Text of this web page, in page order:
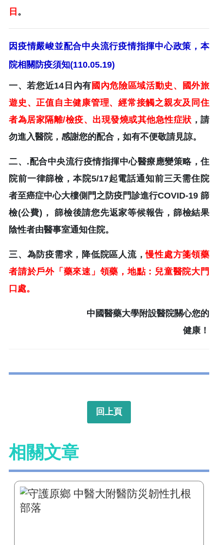
日 。
因疫情嚴峻並配合中央流行疫情指揮中心政策，本
院相關防疫須知(110.05.19)
一、若您近14日內有 國內危險區域活動史、國外旅
遊史、正值自主健康管理、經常接觸之親友及同住
者為居家隔離/檢疫、出現發燒或其他急性症狀 ，請
勿進入醫院，感謝您的配合，如有不便敬請見諒。
二、.配合中央流行疫情指揮中心醫療應變策略，住
院前一律篩檢， 本院5/17起電話通知前三天需住院
者至癌症中心大樓側門之防疫門診進行COVID-19 篩
檢(公費)， 篩檢後請您先返家等候報告，篩檢結果
陰性者由醫事室通知住院。
三、為防疫需求，降低院區人流，慢性處方箋領藥
者請於戶外「藥來速」領藥，地點：兒童醫院大門
口處。
中國醫藥大學附設醫院關心您的
健康！
回上頁
相關文章